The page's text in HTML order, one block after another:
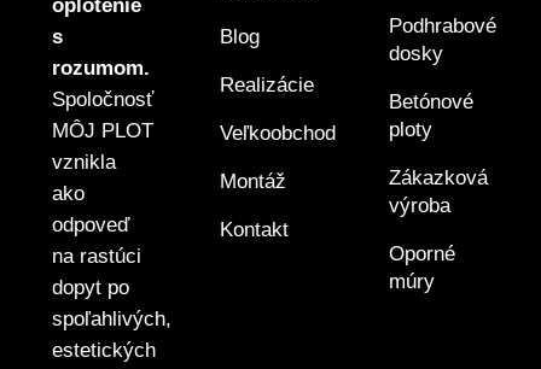
oplotenie
s
rozumom.
Spoločnosť
MÔJ PLOT
vznikla
ako
odpoveď
na rastúci
dopyt po
spoľahlivých,
estetických
Blog
Realizácie
Veľkoobchod
Montáž
Kontakt
Podhrabové
dosky
Betónové
ploty
Zákazková
výroba
Oporné
múry